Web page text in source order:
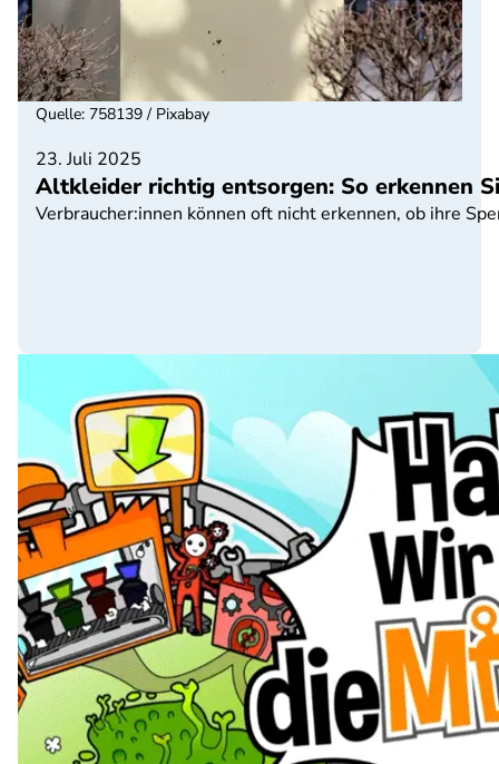
23. Juli 2025
Altkleider richtig entsorgen: So erkennen
Verbraucher:innen können oft nicht erkennen, ob ihre
Quelle: 758139 / Pixabay